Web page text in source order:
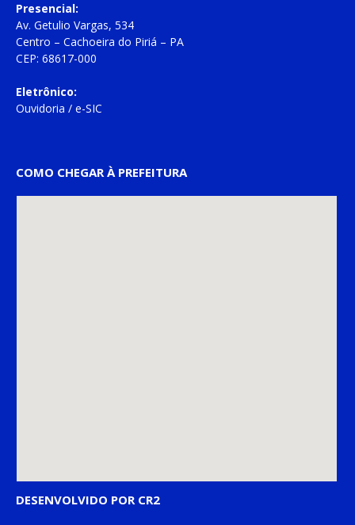
Presencial:
Av. Getulio Vargas, 534
Centro – Cachoeira do Piriá – PA
CEP: 68617-000
Eletrônico:
Ouvidoria / e-SIC
COMO CHEGAR À PREFEITURA
DESENVOLVIDO POR CR2